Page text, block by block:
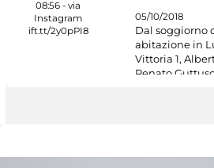
05/10/2018
Dal soggiorno
abitazione in
Vittoria 1,
Renato